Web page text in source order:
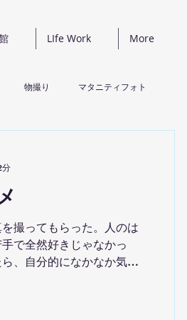
LIfe Work More
物撮り マタニティフォト
撮ってもらった。人のは
で全然好きじゃなかっ
、自分的になかなか気に
分